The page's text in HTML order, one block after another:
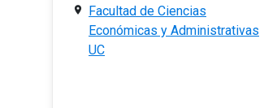
Facultad de Ciencias
Económicas y Administrativas
UC